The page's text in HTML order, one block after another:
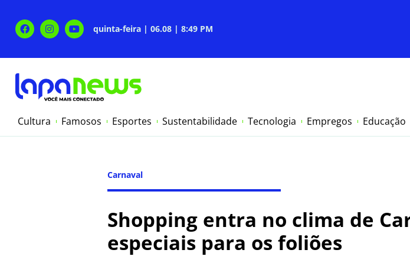
quinta-feira | 06.08 | 8:49 PM
Cultura Famosos Esportes Sustentabilidade Tecnologia Empregos Educação
Carnaval
Shopping entra no clima de
especiais para os foliões